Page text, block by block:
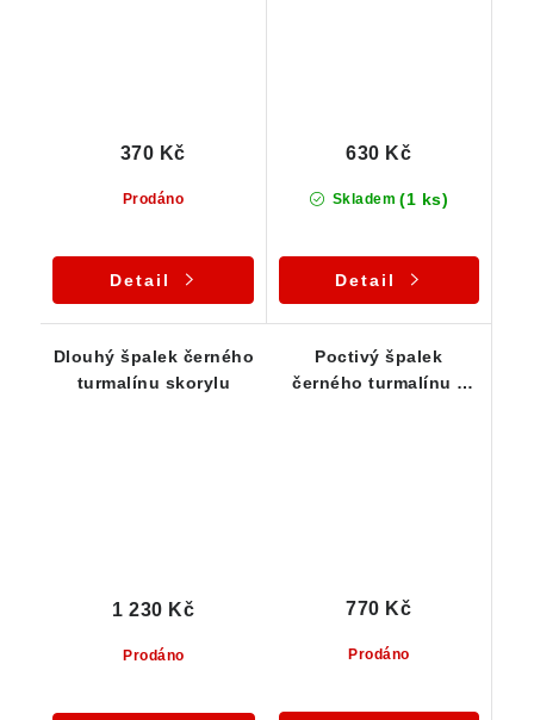
Prodáno
370 Kč
Detail
Skladem (1 ks)
630 Kč
Detail
Dlouhý špalek černého
turmalínu skorylu
Prodáno
1 230 Kč
Poctivý špalek
černého turmalínu z
Prodáno
770 Kč